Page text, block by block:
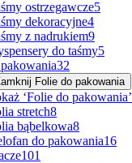
ostrzegawcze5
dekoracyjne4
z nadrukiem9
do taśmy5
32
Folie do pakowania
‘Folie do pakowania’
stretch8
bąbelkowa8
do pakowania16
101